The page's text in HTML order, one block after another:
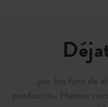
...por los fans de
productos. Hemos